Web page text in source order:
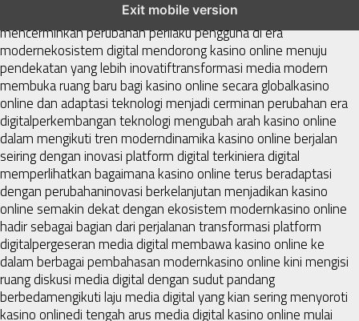
Exit mobile version
yang terus berkembangperkembangan kasino online
mencerminkan perubahan perilaku pengguna di era
modernekosistem digital mendorong kasino online menuju
pendekatan yang lebih inovatiftransformasi media modern
membuka ruang baru bagi kasino online secara globalkasino
online dan adaptasi teknologi menjadi cerminan perubahan era
digitalperkembangan teknologi mengubah arah kasino online
dalam mengikuti tren moderndinamika kasino online berjalan
seiring dengan inovasi platform digital terkiniera digital
memperlihatkan bagaimana kasino online terus beradaptasi
dengan perubahaninovasi berkelanjutan menjadikan kasino
online semakin dekat dengan ekosistem modernkasino online
hadir sebagai bagian dari perjalanan transformasi platform
digitalpergeseran media digital membawa kasino online ke
dalam berbagai pembahasan modernkasino online kini mengisi
ruang diskusi media digital dengan sudut pandang
berbedamengikuti laju media digital yang kian sering menyoroti
kasino onlinedi tengah arus media digital kasino online mulai